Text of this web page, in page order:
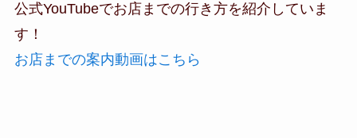
公式YouTubeでお店までの行き方を紹介していま
す！
お店までの案内動画はこちら